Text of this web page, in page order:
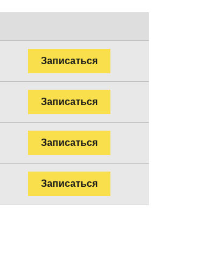
Записаться
Записаться
Записаться
Записаться